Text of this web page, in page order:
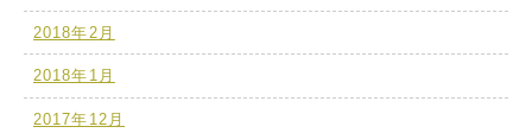
2018年2月
2018年1月
2017年12月